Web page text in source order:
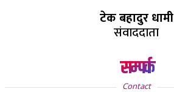
टेक बहादुर धामी
संवाददाता
सम्पर्क
Contact